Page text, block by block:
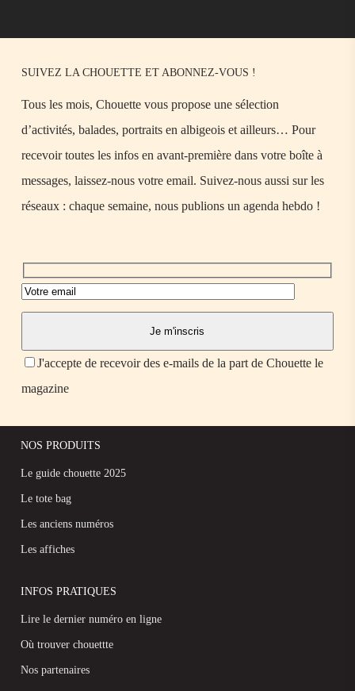
SUIVEZ LA CHOUETTE ET ABONNEZ-VOUS !
Tous les mois, Chouette vous propose une sélection
d’activités, balades, portraits en albigeois et ailleurs… Pour
recevoir toutes les infos en avant-première dans votre boîte à
messages, laissez-nous votre email. Suivez-nous aussi sur les
réseaux : chaque semaine, nous publions un agenda hebdo !
J'accepte de recevoir des e-mails de la part de Chouette le
magazine
NOS PRODUITS
Le guide chouette 2025
Le tote bag
Les anciens numéros
Les affiches
INFOS PRATIQUES
Lire le dernier numéro en ligne
Où trouver chouettte
Nos partenaires